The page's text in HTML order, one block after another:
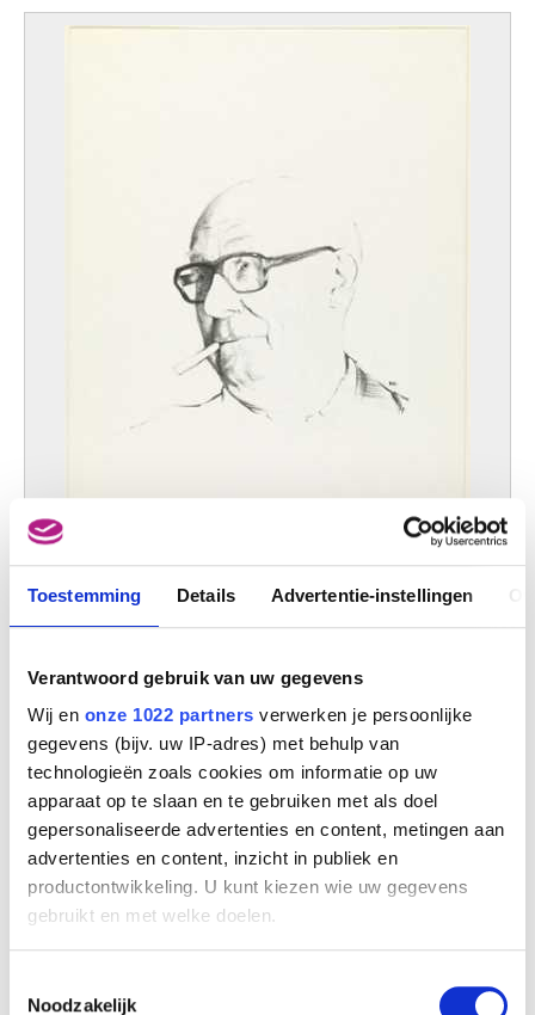
Toestemming Details Advertentie-instellingen
Verantwoord gebruik van uw gegevens
Wij en onze 1022 partners verwerken je persoonlijke
gegevens (bijv. uw IP-adres) met behulp van
technologieën zoals cookies om informatie op uw
apparaat op te slaan en te gebruiken met als doel
gepersonaliseerde advertenties en content, metingen aan
advertenties en content, inzicht in publiek en
productontwikkeling. U kunt kiezen wie uw gegevens
gebruikt en met welke doelen.
Informatie verzamelen over uw geografische
Noodzakelijk
Portret van Louis Scutenaire (drie exemplaren)
Roland Delcol